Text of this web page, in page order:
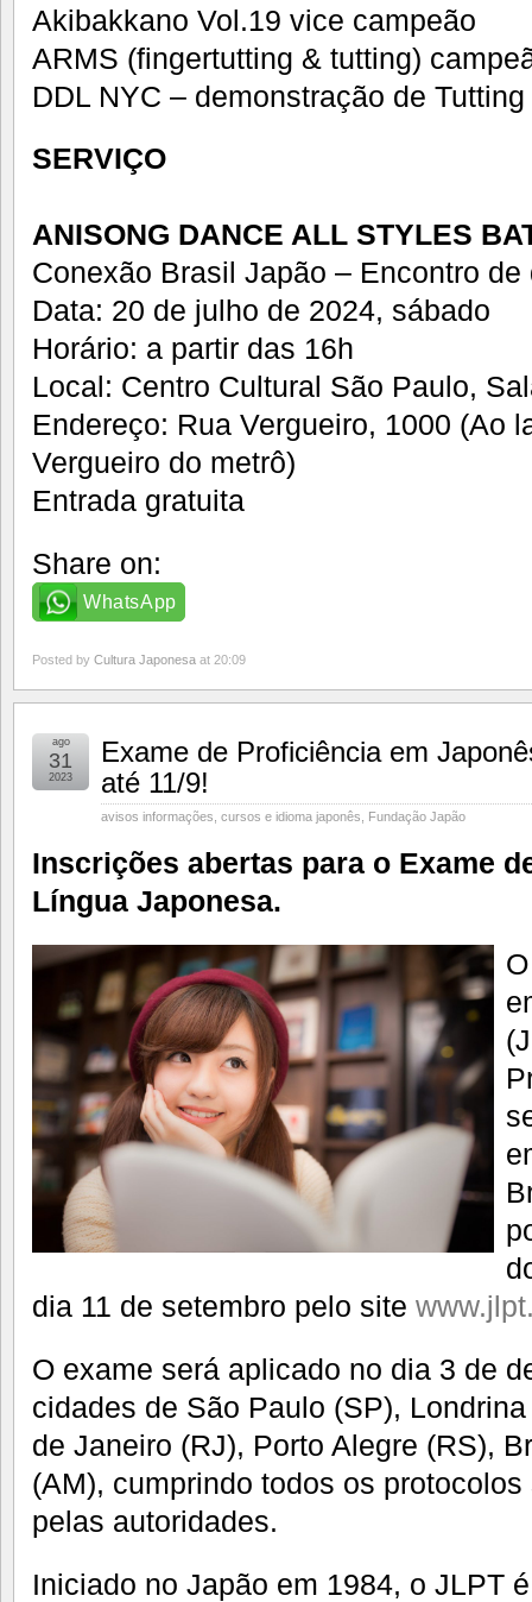
Akibakkano Vol.19 vice campeão
ARMS (fingertutting & tutting)
DDL NYC – demonstração de Tutting
SERVIÇO
ANISONG DANCE ALL STYLES
Conexão Brasil Japão – Encontro
Data: 20 de julho de 2024, sábado
Horário: a partir das 16h
Local: Centro Cultural São Paulo,
Endereço: Rua Vergueiro, 1000 (Ao
Vergueiro do metrô)
Entrada gratuita
Share on:
WhatsApp
Posted by Cultura Japonesa at 20:09
Exame de Proficiência em
até 11/9!
avisos informações cursos e idioma japonês Fundação Japão
ago
31
2023
Inscrições abertas para o Exame
Língua Japonesa.
dia 11 de setembro pelo site
O exame será aplicado no dia 3 de
cidades de São Paulo (SP),
de Janeiro (RJ), Porto Alegre (RS),
(AM), cumprindo todos os
pelas autoridades.
Iniciado no Japão em 1984, o JLPT